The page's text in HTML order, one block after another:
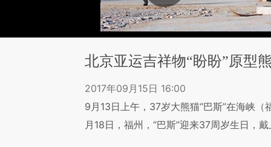
北京亚运吉祥物“盼盼”原型
2017年09月15日 16:00
9月13日上午，37岁大熊猫“巴斯”在海峡
月18日，福州，“巴斯”迎来37周岁生日，